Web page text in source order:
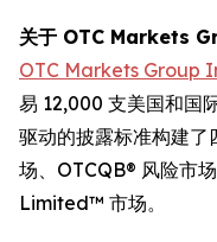
关于 OTC Markets
OTC Markets Group
易 12,000 支美国和国
驱动的披露标准构建了
场、OTCQB® 风险市
Limited™ 市场。